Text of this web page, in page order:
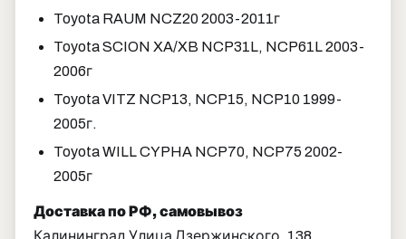
Toyota RAUM NCZ20 2003-2011г
Toyota SCION XA/XB NCP31L, NCP61L 2003-
2006г
Toyota VITZ NCP13, NCP15, NCP10 1999-
2005г.
Toyota WILL CYPHA NCP70, NCP75 2002-
2005г
Доставка по РФ, самовывоз